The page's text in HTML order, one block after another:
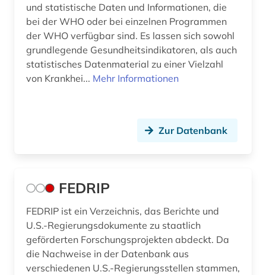
und statistische Daten und Informationen, die
bei der WHO oder bei einzelnen Programmen
der WHO verfügbar sind. Es lassen sich sowohl
grundlegende Gesundheitsindikatoren, als auch
statistisches Datenmaterial zu einer Vielzahl
von Krankhei... Mehr Informationen
Zur Datenbank
FEDRIP
FEDRIP ist ein Verzeichnis, das Berichte und
U.S.-Regierungsdokumente zu staatlich
geförderten Forschungsprojekten abdeckt. Da
die Nachweise in der Datenbank aus
verschiedenen U.S.-Regierungsstellen stammen,